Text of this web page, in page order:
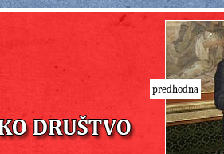
predhodna